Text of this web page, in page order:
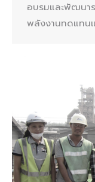
อบรมและพัฒนา
พลังงานทดแทน